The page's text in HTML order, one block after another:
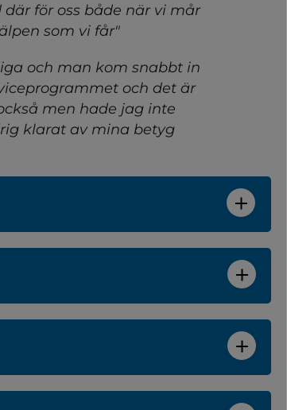
för oss både när vi mår
som vi får"
och man kom snabbt in
och det är
men hade jag inte
klarat av mina betyg